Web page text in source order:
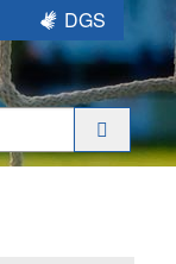
DGS